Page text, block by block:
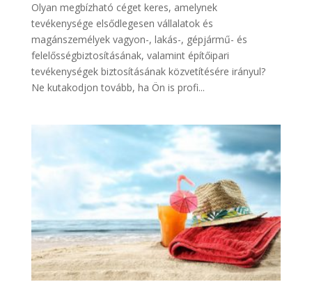
Olyan megbízható céget keres, amelynek
tevékenysége elsődlegesen vállalatok és
magánszemélyek vagyon-, lakás-, gépjármű- és
felelősségbiztosításának, valamint építőipari
tevékenységek biztosításának közvetítésére irányul?
Ne kutakodjon tovább, ha Ön is profi...